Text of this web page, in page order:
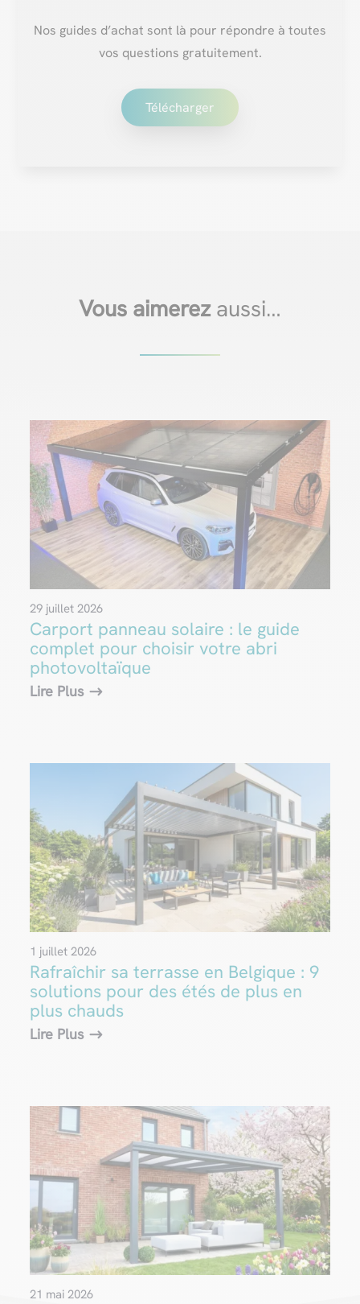
Nos guides d’achat sont là pour répondre à toutes
vos questions gratuitement.
Télécharger
Vous aimerez aussi…
Carport panneau solaire : le guide
complet pour choisir votre abri
photovoltaïque
29 juillet 2026
Lire Plus
Rafraîchir sa terrasse en Belgique : 9
solutions pour des étés de plus en
plus chauds
1 juillet 2026
Lire Plus
21 mai 2026